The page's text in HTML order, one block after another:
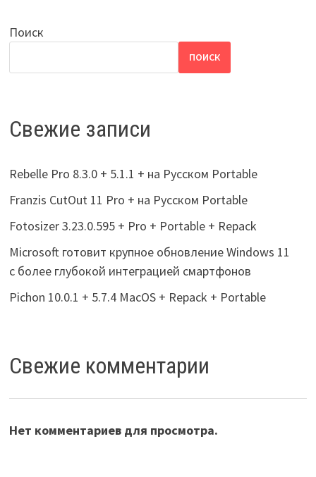
Поиск
ПОИСК
Свежие записи
Rebelle Pro 8.3.0 + 5.1.1 + на Русском Portable
Franzis CutOut 11 Pro + на Русском Portable
Fotosizer 3.23.0.595 + Pro + Portable + Repack
Microsoft готовит крупное обновление Windows 11
с более глубокой интеграцией смартфонов
Pichon 10.0.1 + 5.7.4 MacOS + Repack + Portable
Свежие комментарии
Нет комментариев для просмотра.